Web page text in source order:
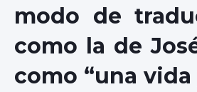
modo de
como la de
como “una